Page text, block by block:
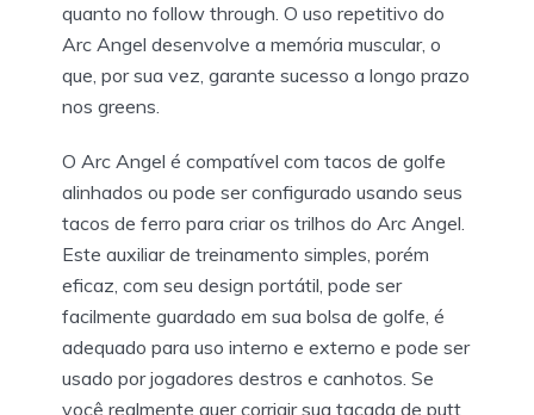
quanto no follow through. O uso repetitivo do
Arc Angel desenvolve a memória muscular, o
que, por sua vez, garante sucesso a longo prazo
nos greens.
O Arc Angel é compatível com tacos de golfe
alinhados ou pode ser configurado usando seus
tacos de ferro para criar os trilhos do Arc Angel.
Este auxiliar de treinamento simples, porém
eficaz, com seu design portátil, pode ser
facilmente guardado em sua bolsa de golfe, é
adequado para uso interno e externo e pode ser
usado por jogadores destros e canhotos. Se
você realmente quer corrigir sua tacada de putt